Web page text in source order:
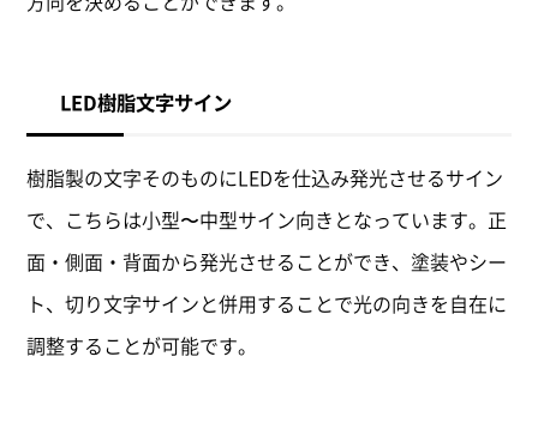
LED樹脂文字サイン
樹脂製の文字そのものにLEDを仕込み発光させるサイン
で、こちらは小型〜中型サイン向きとなっています。正
面・側面・背面から発光させることができ、塗装やシー
ト、切り文字サインと併用することで光の向きを自在に
調整することが可能です。